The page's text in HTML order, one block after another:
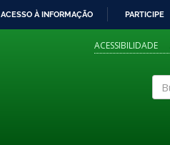
ACESSO À INFORMAÇÃO PARTICIPE
ACESSIBILIDADE